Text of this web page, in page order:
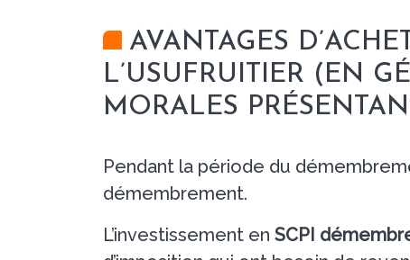
AVANTAGES
L’USUFRUITIER (EN
MORALES
Pendant la période du
démembrement.
L’investissement en SCPI